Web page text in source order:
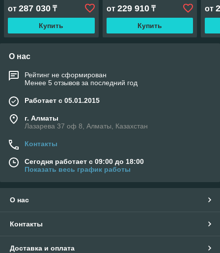
от 287 030 ₸
Купить
от 229 910₸
Купить
от
О нас
Рейтинг не сформирован
Менее 5 отзывов за последний год
Работает с 05.01.2015
г. Алматы
Лазарева 37 оф 8, Алматы, Казахстан
Контакты
Сегодня работает с 09:00 до 18:00
Показать весь график работы
О нас
Контакты
Доставка и оплата